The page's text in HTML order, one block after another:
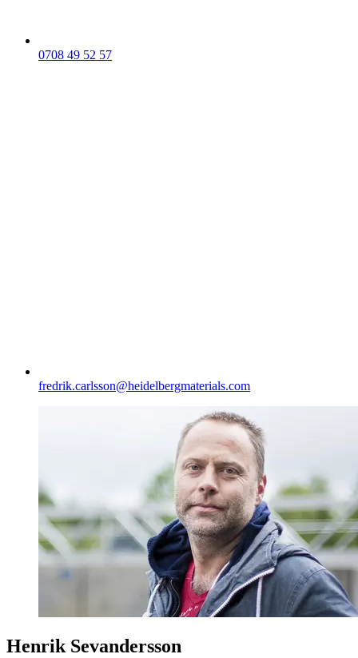
0708 49 52 57
fredrik.carlsson​@heidelbergmaterials.com
Henrik Sevandersson